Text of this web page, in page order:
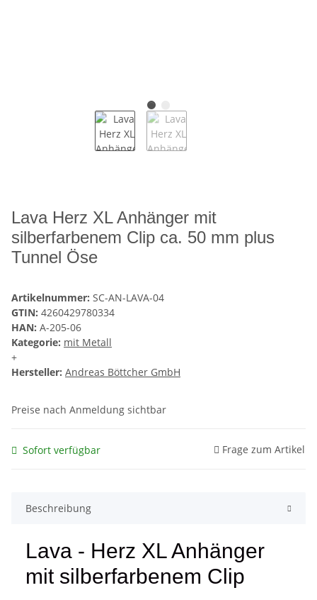
Lava Herz XL Anhänger mit
silberfarbenem Clip ca. 50 mm plus
Tunnel Öse
Artikelnummer: SC-AN-LAVA-04
GTIN: 4260429780334
HAN: A-205-06
Kategorie: mit Metall
+
Hersteller: Andreas Böttcher GmbH
Preise nach Anmeldung sichtbar
Sofort verfügbar Frage zum Artikel
Beschreibung
Lava - Herz XL Anhänger
mit silberfarbenem Clip